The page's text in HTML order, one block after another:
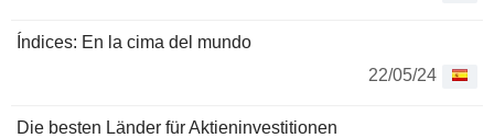
Índices: En la cima del mundo
22/05/24
Die besten Länder für Aktieninvestitionen